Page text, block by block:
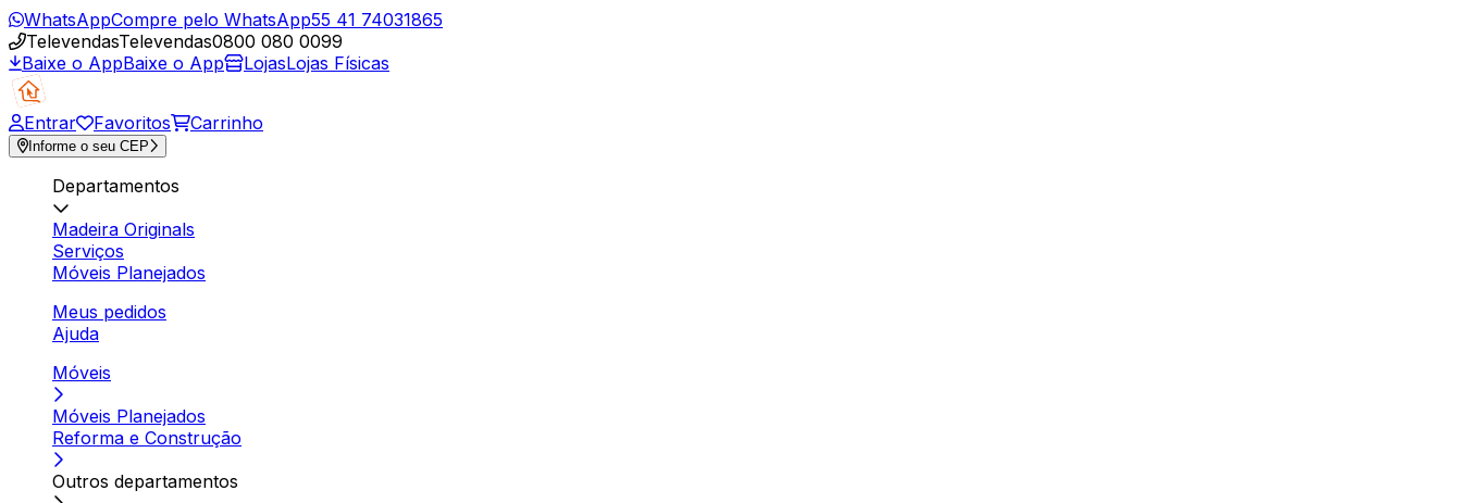
WhatsAppCompre pelo WhatsApp55 41 74031865
TelevendasTelevendas0800 080 0099
Baixe o AppBaixe o App LojasLojas Físicas
Entrar Favoritos Carrinho
Informe o seu CEP
Departamentos
Madeira Originals
Serviços
Móveis Planejados
Meus pedidos
Ajuda
Móveis
Móveis Planejados
Reforma e Construção
Outros departamentos